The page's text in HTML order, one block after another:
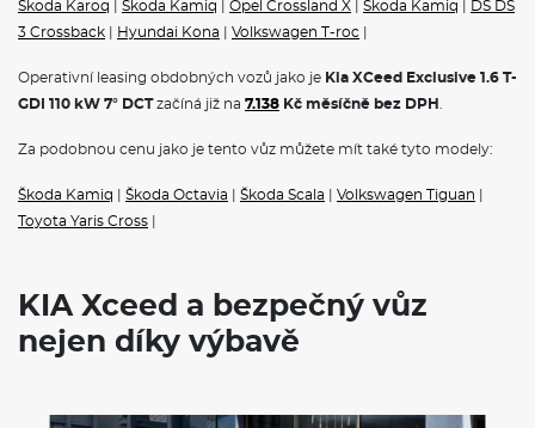
ISOFIX
Indikace nezapnutých pásů
Dojezdová rezerva
Výškově stavitelné bezpečnostní pásy na předních sedadlech
Havarijní pojištění se spoluúčastí 10%
Pojištění skel
Škoda Karoq
Škoda Kamiq Opel Crossland X Škoda Kamiq
DS DS
3 Crossback
Hyundai Kona Volkswagen T-roc
Operativní leasing obdobných vozů jako je Kia XCeed Exclusive 1.6 T-
GDI 110 kW 7° DCTzačíná již na 7.138 Kč měsíčně bez DPH
Za podobnou cenu jako je tento vůz můžete mít také tyto modely:
Škoda Kamiq Škoda Octavia Škoda Scala Volkswagen Tiguan
Toyota Yaris Cross
KIA Xceed a bezpečný vůz
nejen díky výbavě